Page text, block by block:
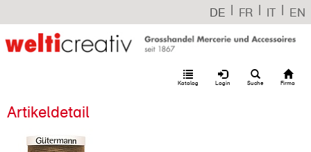
DE | FR | IT | EN
Firma
Suche
Login
Katalog
Artikeldetail